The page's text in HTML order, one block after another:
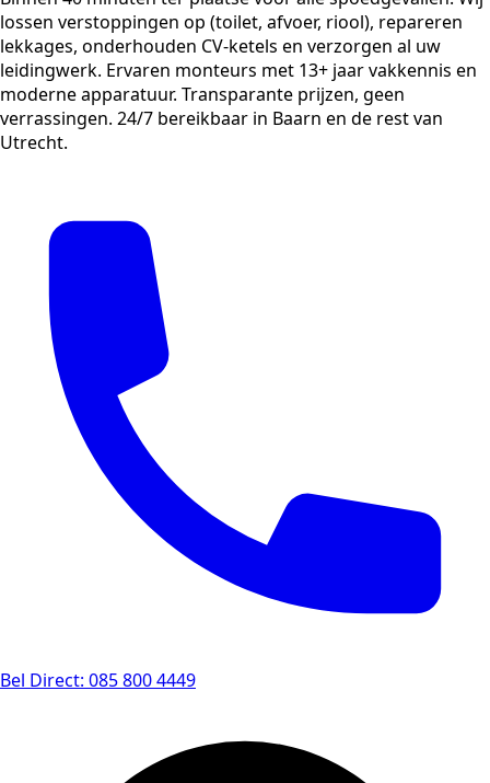
lossen verstoppingen op (toilet, afvoer, riool), repareren
lekkages, onderhouden CV-ketels en verzorgen al uw
leidingwerk. Ervaren monteurs met 13+ jaar vakkennis en
moderne apparatuur. Transparante prijzen, geen
verrassingen. 24/7 bereikbaar in Baarn en de rest van
Utrecht.
Bel Direct: 085 800 4449